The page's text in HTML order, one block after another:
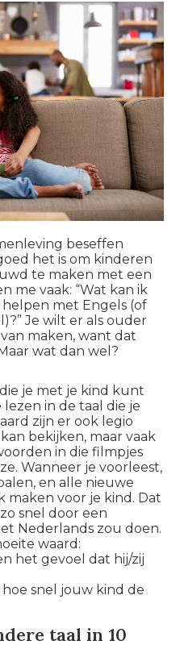
beseffen
het is om kinderen
te maken met een
me vaak: “Wat kan ik
met Engels (of
Je wilt er als ouder
maken, want dat
wat dan wel?
je met je kind kunt
in de taal die je
zijn er ook legio
bekijken, maar vaak
in die filmpjes
Wanneer je voorleest,
en alle nieuwe
maken voor je kind. Dat
snel door een
Nederlands zou doen.
waard:
het gevoel dat hij/zij
snel jouw kind de
taal in 10